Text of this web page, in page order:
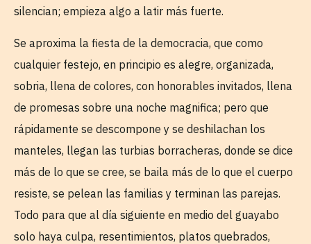
silencian; empieza algo a latir más fuerte.
Se aproxima la fiesta de la democracia, que como
cualquier festejo, en principio es alegre, organizada,
sobria, llena de colores, con honorables invitados, llena
de promesas sobre una noche magnifica; pero que
rápidamente se descompone y se deshilachan los
manteles, llegan las turbias borracheras, donde se dice
más de lo que se cree, se baila más de lo que el cuerpo
resiste, se pelean las familias y terminan las parejas.
Todo para que al día siguiente en medio del guayabo
solo haya culpa, resentimientos, platos quebrados,